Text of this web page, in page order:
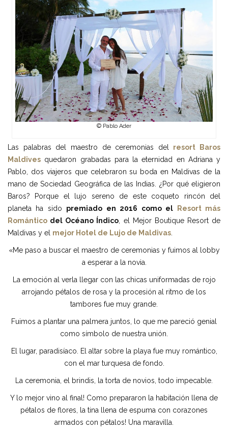
© Pablo Ader
Las palabras del maestro de ceremonias del resort Baros
Maldives quedaron grabadas para la eternidad en Adriana y
Pablo, dos viajeros que celebraron su boda en Maldivas de la
mano de Sociedad Geográfica de las Indias. ¿Por qué eligieron
Baros? Porque el lujo sereno de este coqueto rincón del
planeta ha sido premiado en 2016 como el
Resort más
Romántico del Océano Índico, el Mejor Boutique Resort de
Maldivas y el mejor Hotel de Lujo de Maldivas.
«Me paso a buscar el maestro de ceremonias y fuimos al lobby
a esperar a la novia.
La emoción al verla llegar con las chicas uniformadas de rojo
arrojando pétalos de rosa y la procesión al ritmo de los
tambores fue muy grande.
Fuimos a plantar una palmera juntos, lo que me pareció genial
como símbolo de nuestra unión.
El lugar, paradisíaco. El altar sobre la playa fue muy romántico,
con el mar turquesa de fondo.
La ceremonia, el brindis, la torta de novios, todo impecable.
Y lo mejor vino al final! Como prepararon la habitación llena de
pétalos de flores, la tina llena de espuma con corazones
armados con pétalos! Una maravilla.